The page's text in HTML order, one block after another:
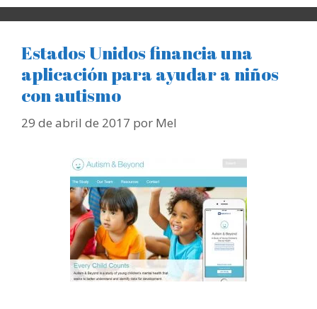
Estados Unidos financia una
aplicación para ayudar a niños
con autismo
29 de abril de 2017 por Mel